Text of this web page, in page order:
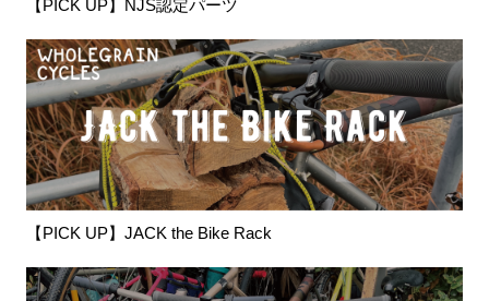
【PICK UP】NJS認定パーツ
【PICK UP】JACK the Bike Rack